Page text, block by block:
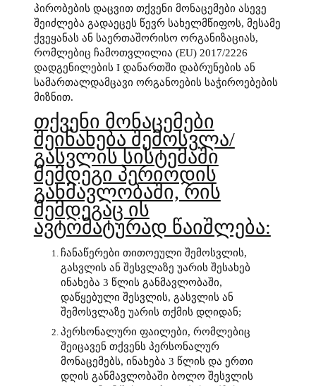
პირობების დაცვით თქვენი მონაცემები ასევე
შეიძლება გადაეცეს წევრ სახელმწიფოს, მესამე
ქვეყანას ან საერთაშორისო ორგანიზაციას,
რომლებიც ჩამოთვლილია (EU) 2017/2226
დადგენილების I დანართში დაბრუნების ან
სამართალდამცავი ორგანოების საჭიროებების
მიზნით.
თქვენი მონაცემები
შეინახება შემოსვლა/
გასვლის სისტემაში
შემდეგი პერიოდის
განმავლობაში, რის
შემდეგაც ის
ავტომატურად წაიშლება:
ჩანაწერები თითოეული შემოსვლის,
გასვლის ან შესვლაზე უარის შესახებ
ინახება 3 წლის განმავლობაში,
დაწყებული შესვლის, გასვლის ან
შემოსვლაზე უარის თქმის დღიდან;
პერსონალური ფაილები, რომლებიც
შეიცავენ თქვენს პერსონალურ
მონაცემებს, ინახება 3 წლის და ერთი
დღის განმავლობაში ბოლო შესვლის